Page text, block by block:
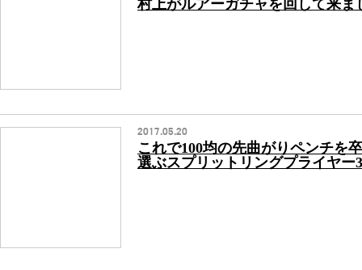
村上がルアーガチャを回して来ま
2017.05.20
これで100均の先曲がりペンチを
選ぶスプリットリングプライヤー